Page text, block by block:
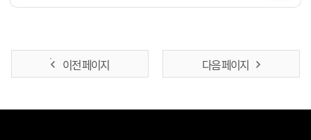
이전 페이지 다음 페이지